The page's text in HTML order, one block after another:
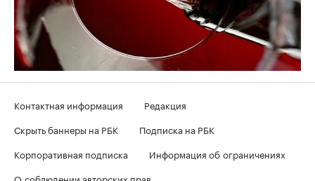
Контактная информация
Редакция
Скрыть баннеры на РБК
Подписка на РБК
Корпоративная подписка
Информация об ограничениях
О соблюдении авторских прав